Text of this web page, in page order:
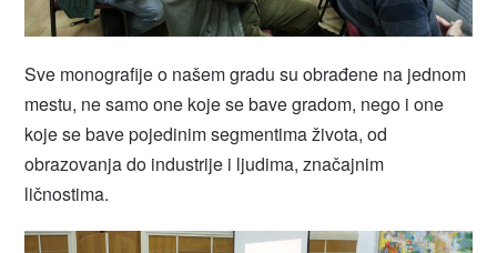
Sve monografije o našem gradu su obrađene na jednom
mestu, ne samo one koje se bave gradom, nego i one
koje se bave pojedinim segmentima života, od
obrazovanja do industrije i ljudima, značajnim
ličnostima.